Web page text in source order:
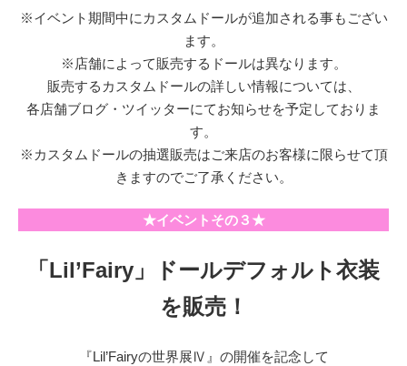
※イベント期間中にカスタムドールが追加される事もござい
ます。
※店舗によって販売するドールは異なります。
販売するカスタムドールの詳しい情報については、
各店舗ブログ・ツイッターにてお知らせを予定しておりま
す。
※カスタムドールの抽選販売はご来店のお客様に限らせて頂
きますのでご了承ください。
★イベントその３★
「Lil’Fairy」ドールデフォルト衣装
を販売！
『Lil’Fairyの世界展Ⅳ』の開催を記念して